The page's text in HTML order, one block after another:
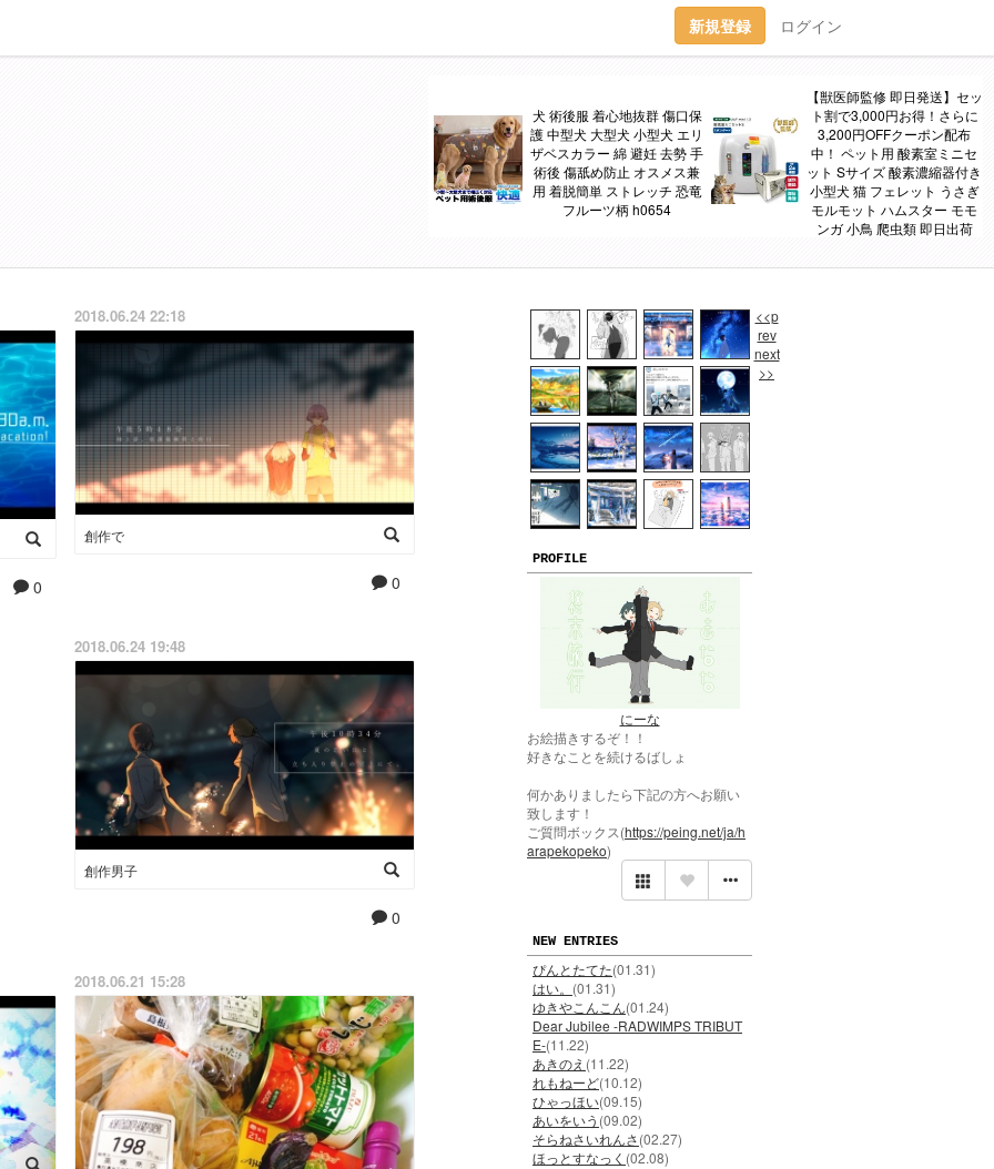
新規登録 ログイン
犬 術後服 着心地抜群 傷口保
護 中型犬 大型犬 小型犬 エリ
ザベスカラー 綿 避妊 去勢 手
術後 傷舐め防止 オスメス兼
用 着脱簡単 ストレッチ 恐竜
フルーツ柄 h0654
【獣医師監修 即日発送】セッ
ト割で3,000円お得！さらに
3,200円OFFクーポン配布
中！ ペット用 酸素室ミニセ
ット Sサイズ 酸素濃縮器付き
小型犬 猫 フェレット うさぎ
モルモット ハムスター モモ
ンガ 小鳥 爬虫類 即日出荷
<<p
rev
next
>>
PROFILE
にーな
お絵描きするぞ！！
好きなことを続けるばしょ
何かありましたら下記の方へお願い
致します！
ご質問ボックス(https://peing.net/ja/h
arapekopeko)
NEW ENTRIES
ぴんとたてた(01.31)
はい。 (01.31)
ゆきやこんこん(01.24)
Dear Jubilee -RADWIMPS TRIBUT
E-(11.22)
あきのえ (11.22)
れもねーど(10.12)
ひゃっほい(09.15)
あいをいう (09.02)
そらねさいれんさ(02.27)
ほっとすなっく (02.08)
0
2018.06.24 22:18
創作で
0
2018.06.24 19:48
創作男子
0
2018.06.21 15:28